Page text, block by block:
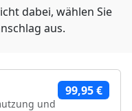
dabei, wählen Sie
aus.
und
99,95 €